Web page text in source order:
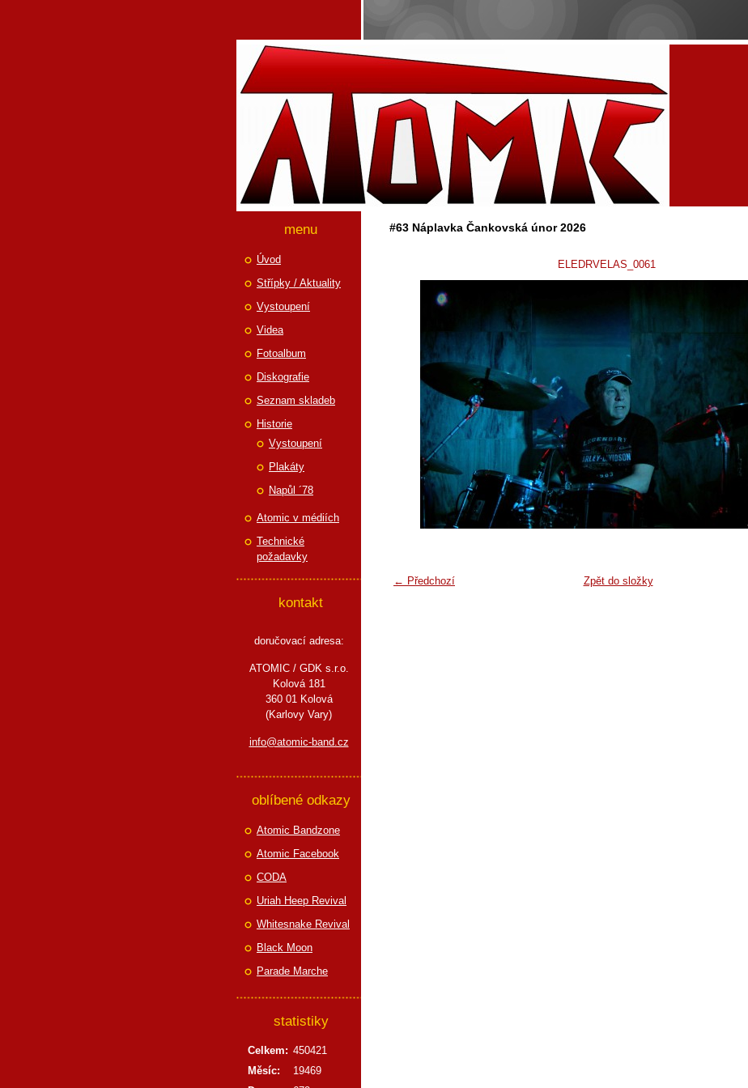
#63 Náplavka Čankovská únor 2026
ELEDRVELAS_0061
← Předchozí Zpět do složky
menu
Úvod
Střípky / Aktuality
Vystoupení
Videa
Fotoalbum
Diskografie
Seznam skladeb
Historie
Vystoupení
Plakáty
Napůl ´78
Atomic v médiích
Technické
požadavky
kontakt
doručovací adresa:
ATOMIC / GDK s.r.o.
Kolová 181
360 01 Kolová
(Karlovy Vary)
info@atomic-band.cz
oblíbené odkazy
Atomic Bandzone
Atomic Facebook
CODA
Uriah Heep Revival
Whitesnake Revival
Black Moon
Parade Marche
statistiky
Celkem: 450421
Měsíc:
19469